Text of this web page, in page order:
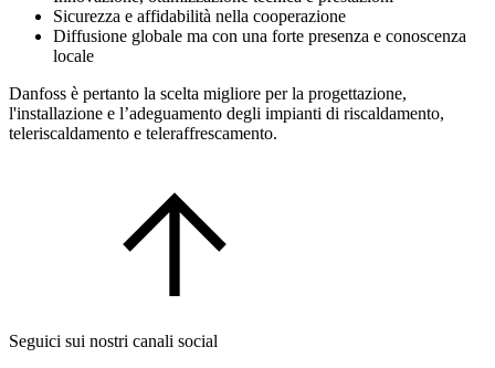
Sicurezza e affidabilità nella cooperazione
Diffusione globale ma con una forte presenza e conoscenza
locale
Danfoss è pertanto la scelta migliore per la progettazione,
l'installazione e l’adeguamento degli impianti di riscaldamento,
teleriscaldamento e teleraffrescamento.
Seguici sui nostri canali social